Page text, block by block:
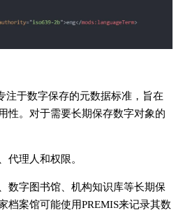
注于数字保存的元数据标准，旨在
性。对于需要长期保存数字对象的
代理人和权限。
数字图书馆、机构知识库等长期保
档案馆可能使用PREMIS来记录其数